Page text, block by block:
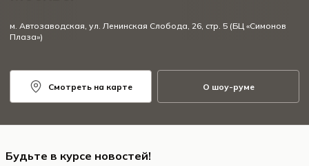
м. Автозаводская, ул. Ленинская Слобода, 26, стр. 5 (БЦ «Симонов
Плаза»)
Смотреть на карте О шоу-руме
Будьте в курсе новостей!